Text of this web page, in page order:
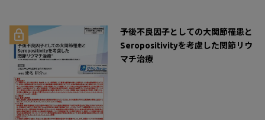
予後不良因子としての大関節罹患と
Seropositivityを考慮した関節リウ
マチ治療